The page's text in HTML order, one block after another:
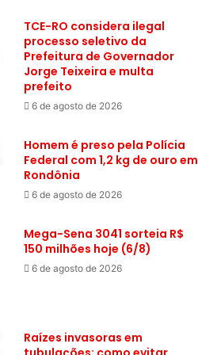
TCE-RO considera ilegal
processo seletivo da
Prefeitura de Governador
Jorge Teixeira e multa
prefeito
6 de agosto de 2026
Homem é preso pela Polícia
Federal com 1,2 kg de ouro em
Rondônia
6 de agosto de 2026
Mega-Sena 3041 sorteia R$
150 milhões hoje (6/8)
6 de agosto de 2026
Raízes invasoras em